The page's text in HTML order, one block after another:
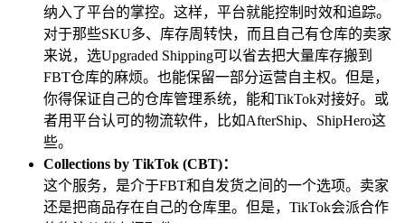
纳入了平台的掌控。这样，平台就能控制时效和追踪。
对于那些SKU多、库存周转快，而且自己有仓库的卖家
来说，选Upgraded Shipping可以省去把大量库存搬到
FBT仓库的麻烦。也能保留一部分运营自主权。但是，
你得保证自己的仓库管理系统，能和TikTok对接好。或
者用平台认可的物流软件，比如AfterShip、ShipHero这
些。
Collections by TikTok (CBT)：
这个服务，是介于FBT和自发货之间的一个选项。卖家
还是把商品存在自己的仓库里。但是，TikTok会派合作